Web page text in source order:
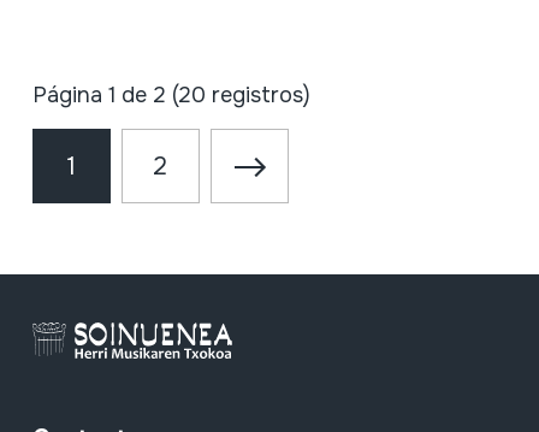
Página 1 de 2 (20 registros)
1 2